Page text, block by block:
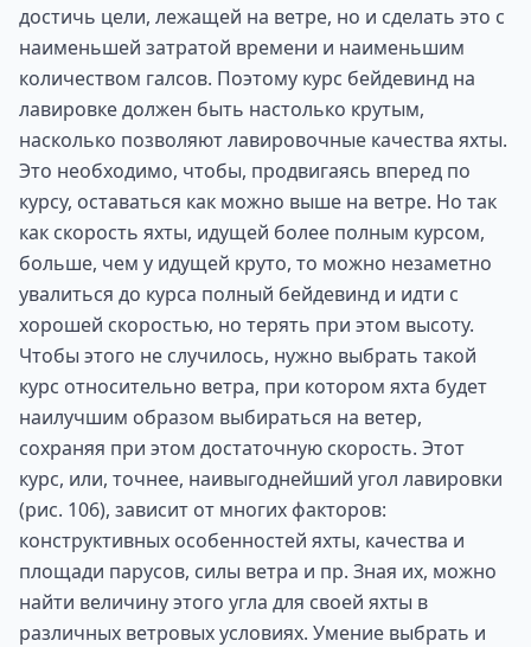
достичь цели, лежащей на ветре, но и сделать это с
наименьшей затратой времени и наименьшим
количеством галсов. Поэтому курс бейдевинд на
лавировке должен быть настолько крутым,
насколько позволяют лавировочные качества яхты.
Это необходимо, чтобы, продвигаясь вперед по
курсу, оставаться как можно выше на ветре. Но так
как скорость яхты, идущей более полным курсом,
больше, чем у идущей круто, то можно незаметно
увалиться до курса полный бейдевинд и идти с
хорошей скоростью, но терять при этом высоту.
Чтобы этого не случилось, нужно выбрать такой
курс относительно ветра, при котором яхта будет
наилучшим образом выбираться на ветер,
сохраняя при этом достаточную скорость. Этот
курс, или, точнее, наивыгоднейший угол лавировки
(рис. 106), зависит от многих факторов:
конструктивных особенностей яхты, качества и
площади парусов, силы ветра и пр. Зная их, можно
найти величину этого угла для своей яхты в
различных ветровых условиях. Умение выбрать и